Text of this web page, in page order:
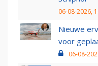
06-08-2026,
Nieuwe
voor
06-08-